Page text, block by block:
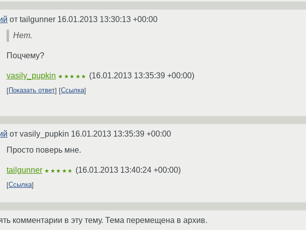
от tailgunner 16.01.2013 13:30:13 +00:00
Нет.
Поцчему?
vasily_pupkin ★★★★★ (16.01.2013 13:35:39 +00:00)
Показать ответ Ссылка
от vasily_pupkin 16.01.2013 13:35:39 +00:00
Просто поверь мне.
tailgunner ★★★★★ (16.01.2013 13:40:24 +00:00)
Ссылка
комментарии в эту тему. Тема перемещена в архив.